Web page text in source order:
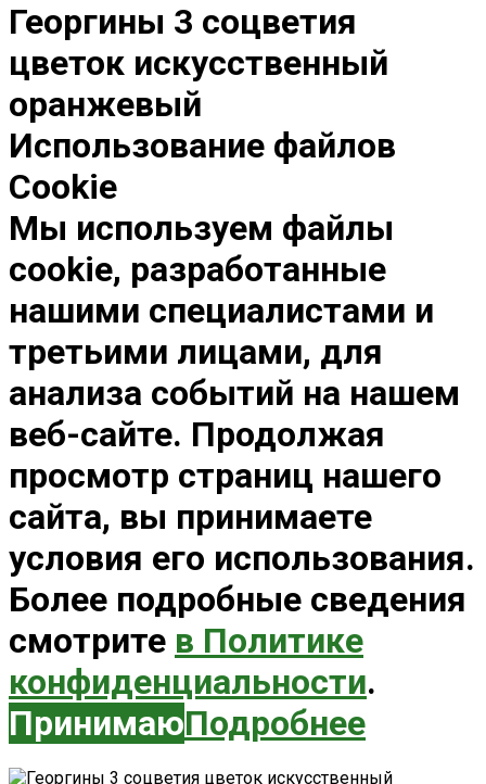
Георгины 3 соцветия
цветок искусственный
оранжевый
Использование файлов
Cookie
Мы используем файлы
cookie, разработанные
нашими специалистами и
третьими лицами, для
анализа событий на нашем
веб-сайте. Продолжая
просмотр страниц нашего
сайта, вы принимаете
условия его использования.
Более подробные сведения
смотрите в Политике
конфиденциальности.
ПринимаюПодробнее